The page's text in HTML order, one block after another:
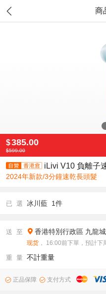
商
$385.00
$599.00
iLivi V10 負離子
2024年新款/3分鐘速乾長頭髮
已 選 冰川藍 1件
送 至 香港特別行政區 九龍
现货 ， 16:00前下單，預計
重 量 不計重量
正品保障 支付方式